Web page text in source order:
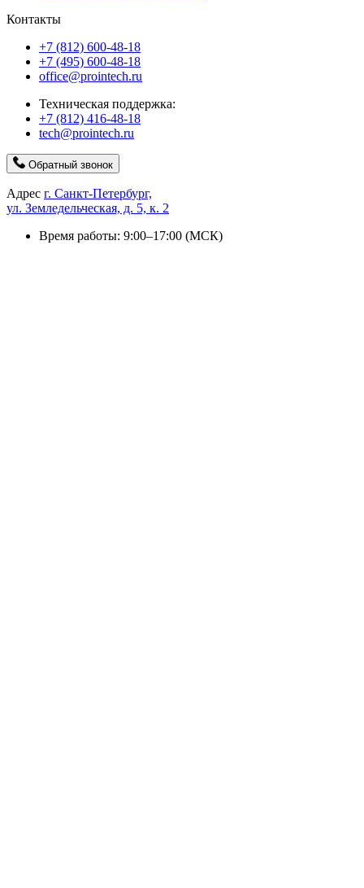
Контакты
+7 (812) 600-48-18
+7 (495) 600-48-18
office@prointech.ru
Техническая поддержка:
+7 (812) 416-48-18
tech@prointech.ru
Обратный звонок
Адрес г. Санкт-Петербург,
ул. Земледельческая, д. 5, к. 2
Время работы: 9:00–17:00 (МСК)